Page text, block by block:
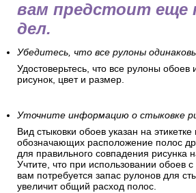
вам предстоит еще
дел.
Убедитесь, что все рулоны
Удостоверьтесь, что все рулоны
рисунок, цвет и размер.
Уточните информацию о стыковке
Вид стыковки обоев указан на этикетке
обозначающих расположение полос
для правильного совпадения рисунка
Учтите, что при использовании обоев
вам потребуется запас рулонов для
увеличит общий расход полос.